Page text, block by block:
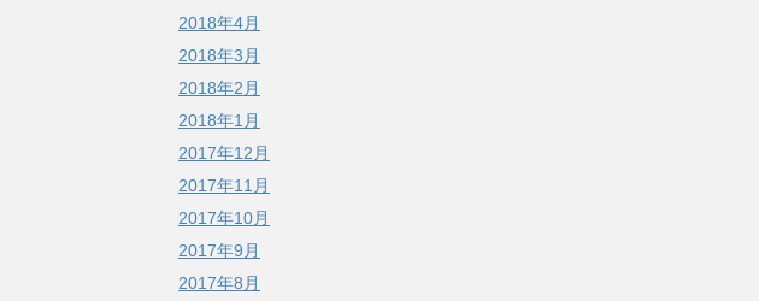
2018年4月
2018年3月
2018年2月
2018年1月
2017年12月
2017年11月
2017年10月
2017年9月
2017年8月